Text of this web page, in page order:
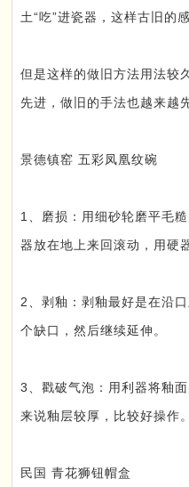
土“吃”进瓷器，这样古旧的
但是这样的做旧方法用法较
先进，做旧的手法也越来越
景德镇窑 五彩凤凰纹碗
1、磨损：用细砂轮磨平毛
器放在地上来回滚动，用硬
2、剥釉：剥釉最好是在沿
个缺口，然后继续延伸。
3、戳破气泡：用利器将釉
来说釉层较厚，比较好操作。
民国 青花狮钮帽盒